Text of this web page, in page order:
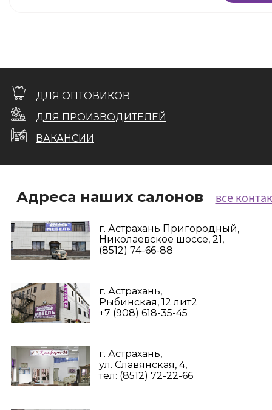
ДЛЯ ОПТОВИКОВ
ДЛЯ ПРОИЗВОДИТЕЛЕЙ
ВАКАНСИИ
Адреса наших салонов все
г. Астрахань Пригородный,
Николаевское шоссе, 21,
(8512) 74-66-88
г. Астрахань,
Рыбинская, 12 лит2
+7 (908) 618-35-45‬
г. Астрахань,
ул. Славянская, 4,
тел: (8512) 72-22-66